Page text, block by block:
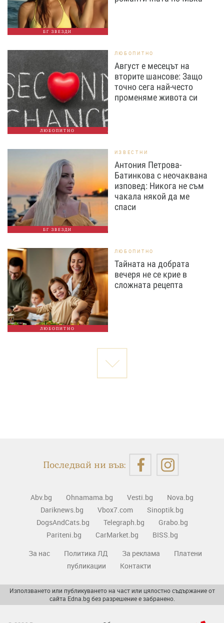
БГ ЗВЕЗДИ
ЛЮБОПИТНО
ЛЮБОПИТНО
Август е месецът на
вторите шансове: Защо
точно сега най-често
променяме живота си
БГ ЗВЕЗДИ
ИЗВЕСТНИ
Антония Петрова-
Батинкова с неочаквана
изповед: Никога не съм
чакала някой да ме
спаси
ЛЮБОПИТНО
ЛЮБОПИТНО
Тайната на добрата
вечеря не се крие в
сложната рецепта
Последвай ни във:
Abv.bg Ohnamama.bg Vesti.bg
Nova.bg
Dariknews.bg
Vbox7.com
Sinoptik.bg
DogsAndCats.bg
Telegraph.bg
Grabo.bg
Pariteni.bg
CarMarket.bg
BISS.bg
За нас
Политика ЛД За реклама
Платени
публикации
Контакти
Използването или публикуването на част или цялостно съдържание от
сайта Edna.bg без разрешение е забранено.